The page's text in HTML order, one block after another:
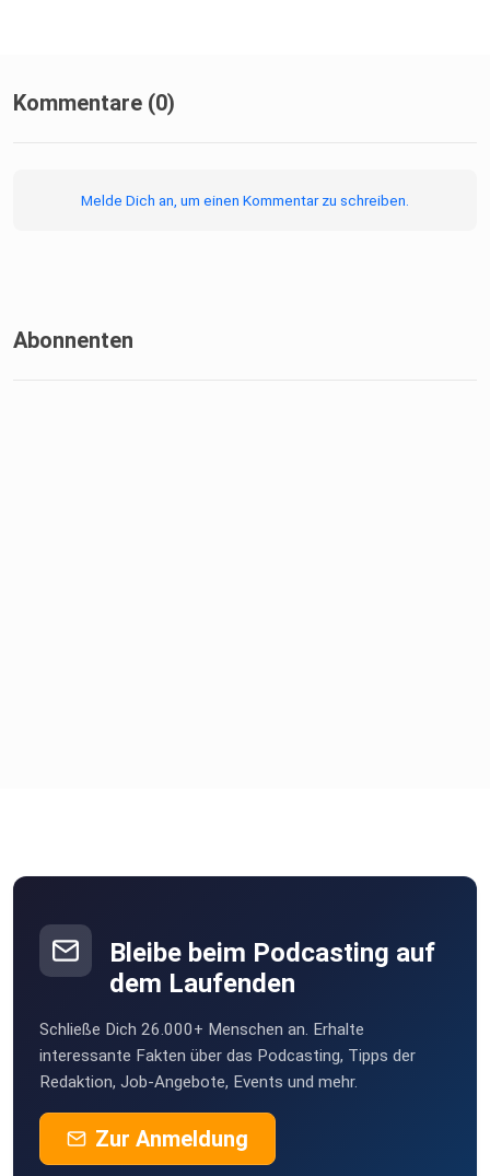
Kommentare (0)
Melde Dich an, um einen Kommentar zu schreiben.
Abonnenten
Bleibe beim Podcasting auf
dem Laufenden
Schließe Dich 26.000+ Menschen an. Erhalte
interessante Fakten über das Podcasting, Tipps der
Redaktion, Job-Angebote, Events und mehr.
Zur Anmeldung